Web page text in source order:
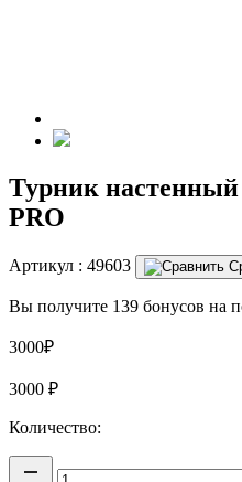
Турник
PRO
Артикул : 49603
Вы получите 139 бонусов на
3000₽
3000 ₽
Количество: